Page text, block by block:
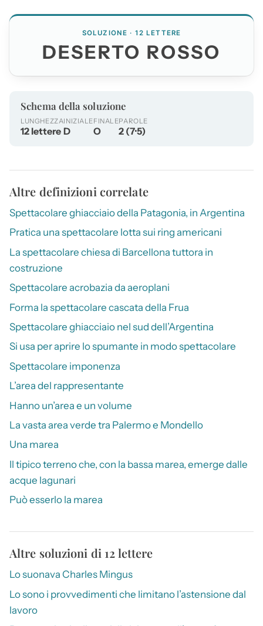
SOLUZIONE · 12 LETTERE
DESERTO ROSSO
Schema della soluzione
LUNGHEZZA
12 lettere
INIZIALE
D
FINALE
O
PAROLE
2 (7·5)
Altre definizioni correlate
Spettacolare ghiacciaio della Patagonia, in Argentina
Pratica una spettacolare lotta sui ring americani
La spettacolare chiesa di Barcellona tuttora in
costruzione
Spettacolare acrobazia da aeroplani
Forma la spettacolare cascata della Frua
Spettacolare ghiacciaio nel sud dell’Argentina
Si usa per aprire lo spumante in modo spettacolare
Spettacolare imponenza
L’area del rappresentante
Hanno un’area e un volume
La vasta area verde tra Palermo e Mondello
Una marea
Il tipico terreno che, con la bassa marea, emerge dalle
acque lagunari
Può esserlo la marea
Altre soluzioni di 12 lettere
Lo suonava Charles Mingus
Lo sono i provvedimenti che limitano l’astensione dal
lavoro